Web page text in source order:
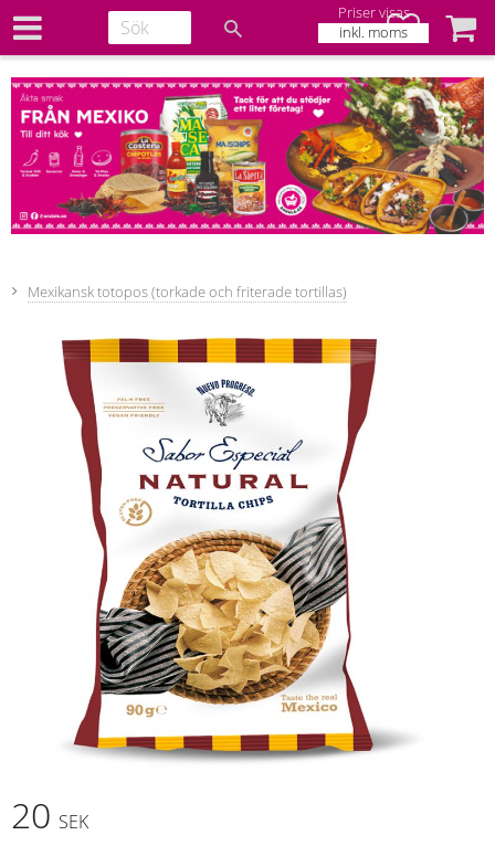
Priser visas
inkl. moms Favoriter
Mexikansk totopos (torkade och friterade tortillas)
20 SEK